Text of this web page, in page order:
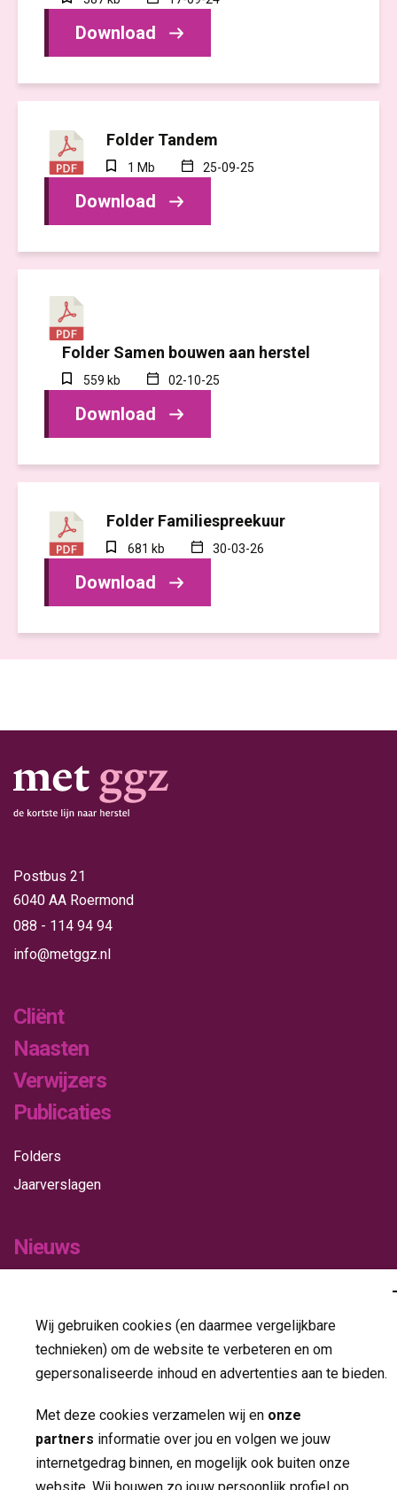
Wij gebruiken cookies (en daarmee vergelijkbare
technieken) om de website te verbeteren en om
gepersonaliseerde inhoud en advertenties aan te bieden.
Met deze cookies verzamelen wij en onze
partners informatie over jou en volgen we jouw
internetgedrag binnen, en mogelijk ook buiten onze
Download
Folder Tandem
1 Mb 25-09-25
Download
Folder Samen bouwen aan herstel
559 kb 02-10-25
Download
Folder Familiespreekuur
681 kb 30-03-26
Download
Postbus 21
6040 AA Roermond
088 - 114 94 94
info@metggz.nl
Cliënt
Naasten
Verwijzers
Publicaties
Folders
Jaarverslagen
Nieuws
Volg ons op